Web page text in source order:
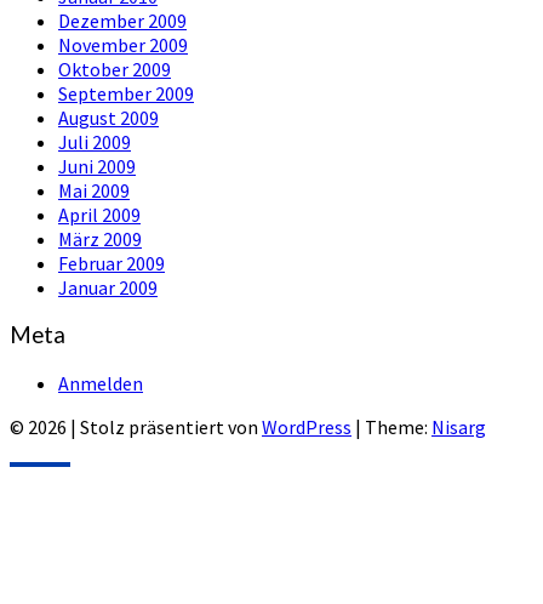
Dezember 2009
November 2009
Oktober 2009
September 2009
August 2009
Juli 2009
Juni 2009
Mai 2009
April 2009
März 2009
Februar 2009
Januar 2009
Meta
Anmelden
© 2026 | Stolz präsentiert von WordPress | Theme: Nisarg